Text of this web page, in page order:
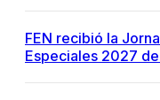
FEN recibió la
Especiales 2027